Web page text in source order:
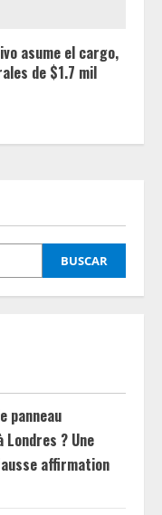
asume el cargo,
de $1.7 mil
BUSCAR
panneau
? Une
affirmation